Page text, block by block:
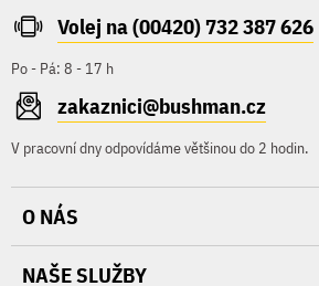
Volej na (00420) 732 387 626
Po - Pá: 8 - 17 h
zakaznici@bushman.cz
V pracovní dny odpovídáme většinou do 2 hodin.
O NÁS
NAŠE SLUŽBY